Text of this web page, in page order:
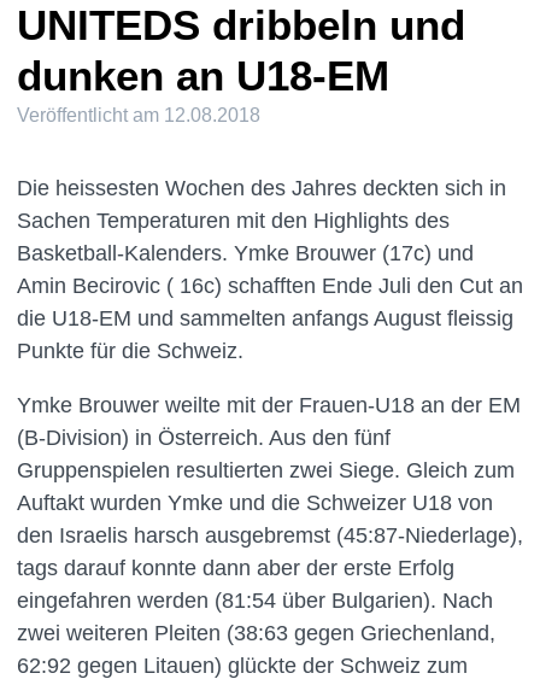
UNITEDS dribbeln und
dunken an U18-EM
Veröffentlicht am 12.08.2018
Die heissesten Wochen des Jahres deckten sich in
Sachen Temperaturen mit den Highlights des
Basketball-Kalenders. Ymke Brouwer (17c) und
Amin Becirovic ( 16c) schafften Ende Juli den Cut an
die U18-EM und sammelten anfangs August fleissig
Punkte für die Schweiz.
Ymke Brouwer weilte mit der Frauen-U18 an der EM
(B-Division) in Österreich. Aus den fünf
Gruppenspielen resultierten zwei Siege. Gleich zum
Auftakt wurden Ymke und die Schweizer U18 von
den Israelis harsch ausgebremst (45:87-Niederlage),
tags darauf konnte dann aber der erste Erfolg
eingefahren werden (81:54 über Bulgarien). Nach
zwei weiteren Pleiten (38:63 gegen Griechenland,
62:92 gegen Litauen) glückte der Schweiz zum